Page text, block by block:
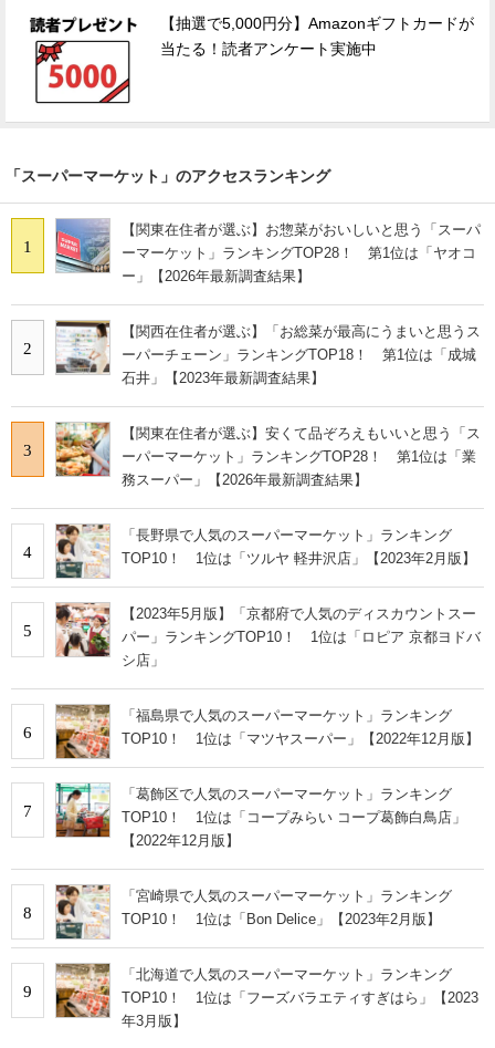
【抽選で5,000円分】Amazonギフトカードが
当たる！読者アンケート実施中
「スーパーマーケット」のアクセスランキング
1
【関東在住者が選ぶ】お惣菜がおいしいと思う「スーパ
ーマーケット」ランキングTOP28！ 第1位は「ヤオコ
ー」【2026年最新調査結果】
2
【関西在住者が選ぶ】「お総菜が最高にうまいと思うス
ーパーチェーン」ランキングTOP18！ 第1位は「成城
石井」【2023年最新調査結果】
3
【関東在住者が選ぶ】安くて品ぞろえもいいと思う「ス
ーパーマーケット」ランキングTOP28！ 第1位は「業
務スーパー」【2026年最新調査結果】
4
「長野県で人気のスーパーマーケット」ランキング
TOP10！ 1位は「ツルヤ 軽井沢店」【2023年2月版】
5
【2023年5月版】「京都府で人気のディスカウントスー
パー」ランキングTOP10！ 1位は「ロピア 京都ヨドバ
シ店」
6
「福島県で人気のスーパーマーケット」ランキング
TOP10！ 1位は「マツヤスーパー」【2022年12月版】
7
「葛飾区で人気のスーパーマーケット」ランキング
TOP10！ 1位は「コープみらい コープ葛飾白鳥店」
【2022年12月版】
8
「宮崎県で人気のスーパーマーケット」ランキング
TOP10！ 1位は「Bon Delice」【2023年2月版】
9
「北海道で人気のスーパーマーケット」ランキング
TOP10！ 1位は「フーズバラエティすぎはら」【2023
年3月版】